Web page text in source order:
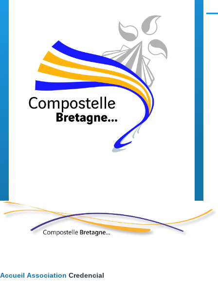
Fil
Accueil Association Credencial